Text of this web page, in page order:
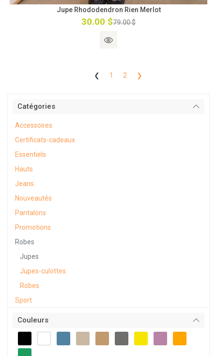
Catégories
Accessoires
Certificats-cadeaux
Essentiels
Hauts
Jeans
Nouveautés
Pantalons
Promotions
Robes
Jupes
Jupes-culottes
Robes
Sport
Couleurs
Jupe Rhododendron Rien Merlot
30.00 $79.00 $
❮ 1 2 ❯